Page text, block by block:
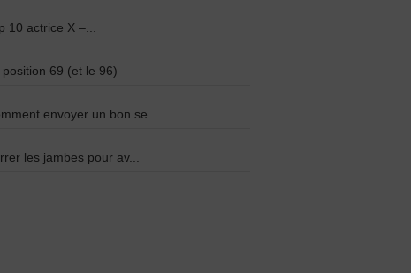
10 actrice X –...
position 69 (et le 96)
envoyer un bon se...
les jambes pour av...